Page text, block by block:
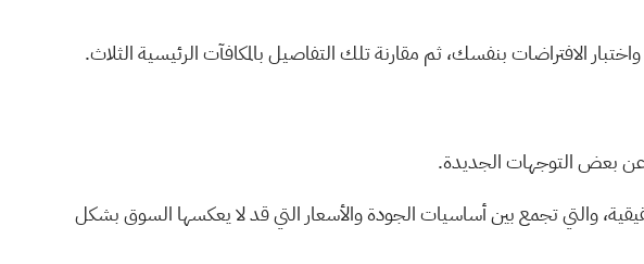
الافتراضات بنفسك، ثم مقارنة تلك التفاصيلبالمكافآت الرئيسية الثلاث.
بعض التوجهات الجديدة.
والتي تجمع بين أساسيات الجودة والأسعار التي قد لا يعكسها السوق بشكل